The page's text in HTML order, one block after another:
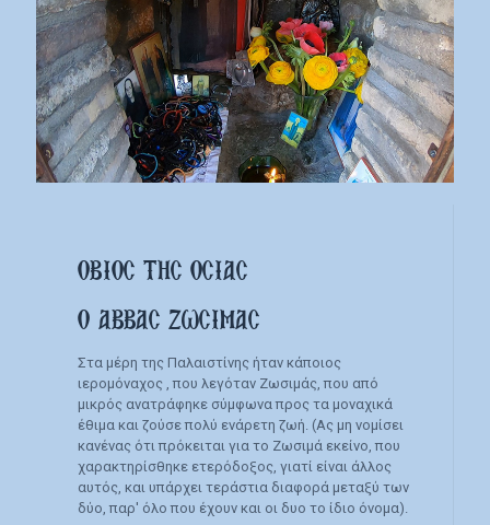
ΟΒΙΟΣ ΤΗΣ ΟΣΙΑΣ
Ο ΑΒΒΑΣ ΖΩΣΙΜΑΣ
Στα μέρη της Παλαιστίνης ήταν κάποιος
ιερομόναχος , που λεγόταν Ζωσιμάς, που από
μικρός ανατράφηκε σύμφωνα προς τα μοναχικά
έθιμα και ζούσε πολύ ενάρετη ζωή. (Ας μη νομίσει
κανένας ότι πρόκειται για το Ζωσιμά εκείνο, που
χαρακτηρίσθηκε ετερόδοξος, γιατί είναι άλλος
αυτός, και υπάρχει τεράστια διαφορά μεταξύ των
δύο, παρ' όλο που έχουν και οι δυο το ίδιο όνομα).